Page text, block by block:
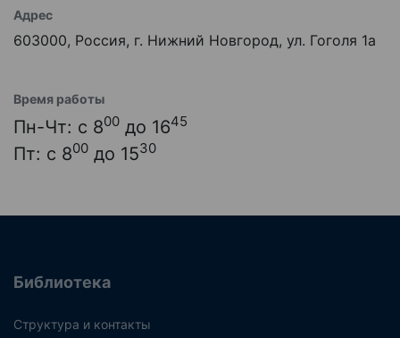
Адрес
603000, Россия, г. Нижний Новгород, ул. Гоголя 1а
Время работы
Пн-Чт: с 800 до 1645
Пт: с 800 до 1530
Библиотека
Структура и контакты